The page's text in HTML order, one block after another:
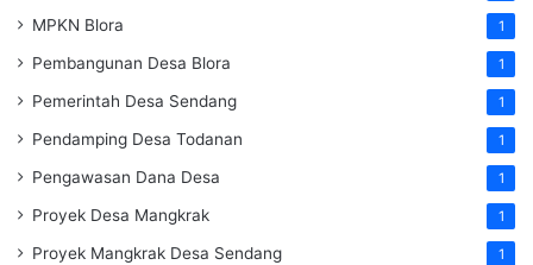
MPKN Blora 1
Pembangunan Desa Blora 1
Pemerintah Desa Sendang 1
Pendamping Desa Todanan 1
Pengawasan Dana Desa 1
Proyek Desa Mangkrak 1
Proyek Mangkrak Desa Sendang 1